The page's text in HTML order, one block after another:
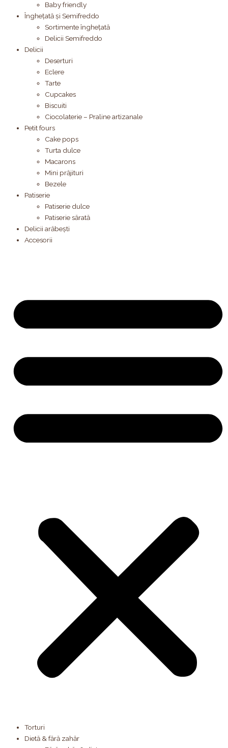
Baby friendly
Înghețată și Semifreddo
Sortimente înghețată
Delicii Semifreddo
Delicii
Deserturi
Eclere
Tarte
Cupcakes
Biscuiti
Ciocolaterie – Praline artizanale
Petit fours
Cake pops
Turta dulce
Macarons
Mini prăjituri
Bezele
Patiserie
Patiserie dulce
Patiserie sărată
Delicii arăbești
Accesorii
Torturi
Dietă & fără zahăr